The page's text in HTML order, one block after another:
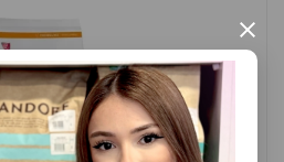
×